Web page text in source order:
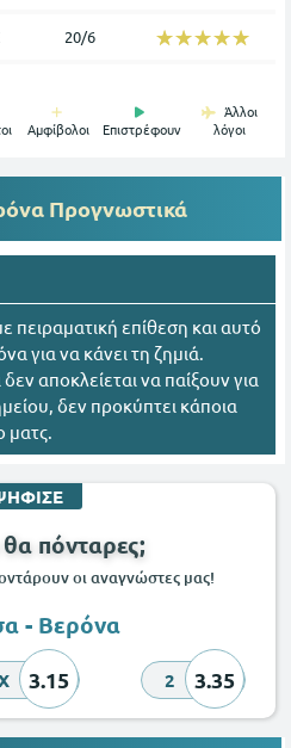
20/6 ☆☆☆☆☆
★★★★★
Αμφίβολοι Επιστρέφουν
Άλλοι
λόγοι
Προγνωστικά
επίθεση και αυτό
για να κάνει τη ζημιά.
αποκλείεται να παίξουν για
δεν προκύπτει κάποια
ματς.
πόνταρες;
οι αναγνώστες μας!
- Βερόνα
3.15 2 3.35